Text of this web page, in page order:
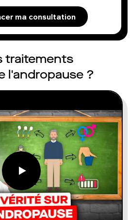
ma consultation
traitements
l'andropause ?